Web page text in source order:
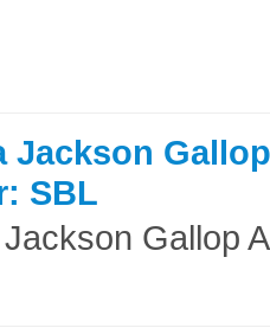
Jackson
SBL
Gallop